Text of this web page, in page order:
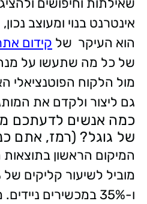
אינטרנט בנוי ומעוצב
הוא העיקר של קידום
של כל מה שתעשו על
מול הלקוח הפוטנציאלי
גם ליצור ולקדם את
כמה אנשים לדעתכם
של גוגל? (רמז, אתם
המיקום הראשון
ו-35% במכשירים